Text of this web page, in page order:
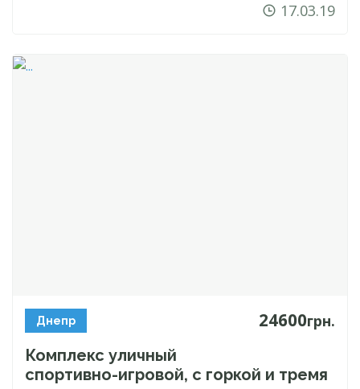
17.03.19
Днепр 24600грн.
Комплекс уличный
спортивно-игровой, с горкой и тремя